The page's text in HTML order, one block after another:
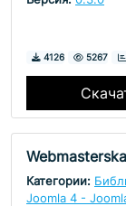
Скачивания
4126 5267
Категории:
Joomla 4 -